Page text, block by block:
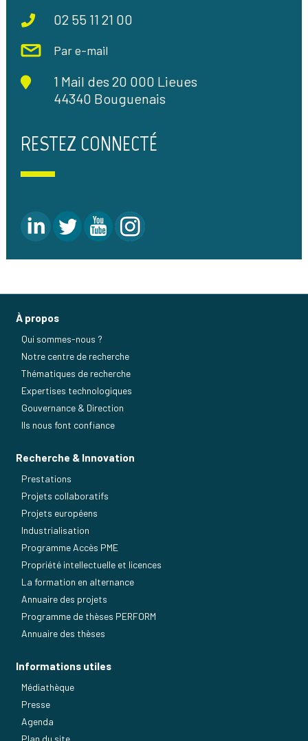
02 55 11 21 00
Par e-mail
1 Mail des 20 000 Lieues
44340 Bouguenais
RESTEZ CONNECTÉ
À propos
Qui sommes-nous ?
Notre centre de recherche
Thématiques de recherche
Expertises technologiques
Gouvernance & Direction
Ils nous font confiance
Recherche & Innovation
Prestations
Projets collaboratifs
Projets européens
Industrialisation
Programme Accès PME
Propriété intellectuelle et licences
La formation en alternance
Annuaire des projets
Programme de thèses PERFORM
Annuaire des thèses
Informations utiles
Médiathèque
Presse
Agenda